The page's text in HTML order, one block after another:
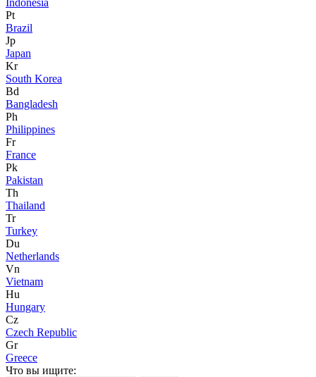
Indonesia
Pt
Brazil
Jp
Japan
Kr
South Korea
Bd
Bangladesh
Ph
Philippines
Fr
France
Pk
Pakistan
Th
Thailand
Tr
Turkey
Du
Netherlands
Vn
Vietnam
Hu
Hungary
Cz
Czech Republic
Gr
Greece
Что вы ищите: